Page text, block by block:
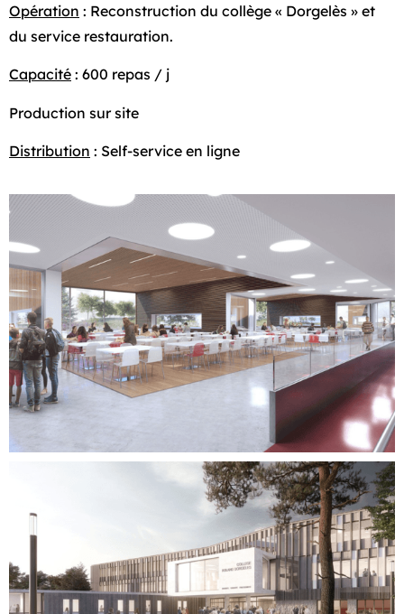
Opération : Reconstruction du collège « Dorgelès » et
du service restauration.
Capacité : 600 repas / j
Production sur site
Distribution : Self-service en ligne